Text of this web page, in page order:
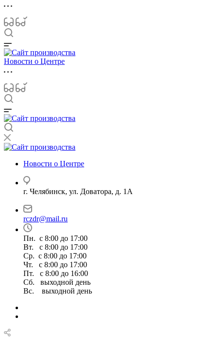
Новости о Центре
Новости о Центре
г. Челябинск, ул. Доватора, д. 1А
rczdr@mail.ru
Пн. с 8:00 до 17:00
Вт. с 8:00 до 17:00
Ср. с 8:00 до 17:00
Чт. с 8:00 до 17:00
Пт. с 8:00 до 16:00
Сб. выходной день
Вс. выходной день